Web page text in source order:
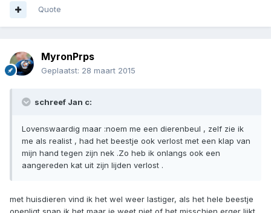
Quote
MyronPrps
Geplaatst: 28 maart 2015
schreef Jan c:
Lovenswaardig maar :noem me een dierenbeul , zelf zie ik
me als realist , had het beestje ook verlost met een klap van
mijn hand tegen zijn nek .Zo heb ik onlangs ook een
aangereden kat uit zijn lijden verlost .
met huisdieren vind ik het wel weer lastiger, als het hele beestje